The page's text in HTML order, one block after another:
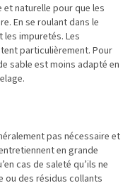
naturelle pour que les
En se roulant dans le
les impuretés. Les
particulièrement. Pour
sable est moins adapté en
pas nécessaire et
en grande
cas de saleté qu’ils ne
ou des résidus collants